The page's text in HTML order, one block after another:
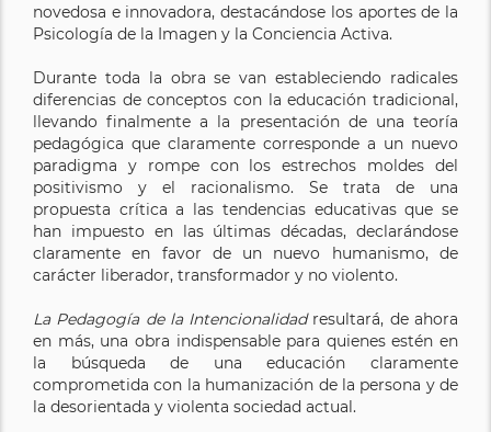
novedosa e innovadora, destacándose los aportes de la
Psicología de la Imagen y la Conciencia Activa.
Durante toda la obra se van estableciendo radicales
diferencias de conceptos con la educación tradicional,
llevando finalmente a la presentación de una teoría
pedagógica que claramente corresponde a un nuevo
paradigma y rompe con los estrechos moldes del
positivismo y el racionalismo. Se trata de una
propuesta crítica a las tendencias educativas que se
han impuesto en las últimas décadas, declarándose
claramente en favor de un nuevo humanismo, de
carácter liberador, transformador y no violento.
La Pedagogía de la Intencionalidadresultará, de ahora
en más, una obra indispensable para quienes estén en
la búsqueda de una educación claramente
comprometida con la humanización de la persona y de
la desorientada y violenta sociedad actual.